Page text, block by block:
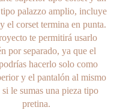
palazzo amplio, incluye
el corset termina en punta.
te permitirá usarlo
por separado, ya que el
hacerlo solo como
y el pantalón al mismo
le sumas una pieza tipo
pretina.